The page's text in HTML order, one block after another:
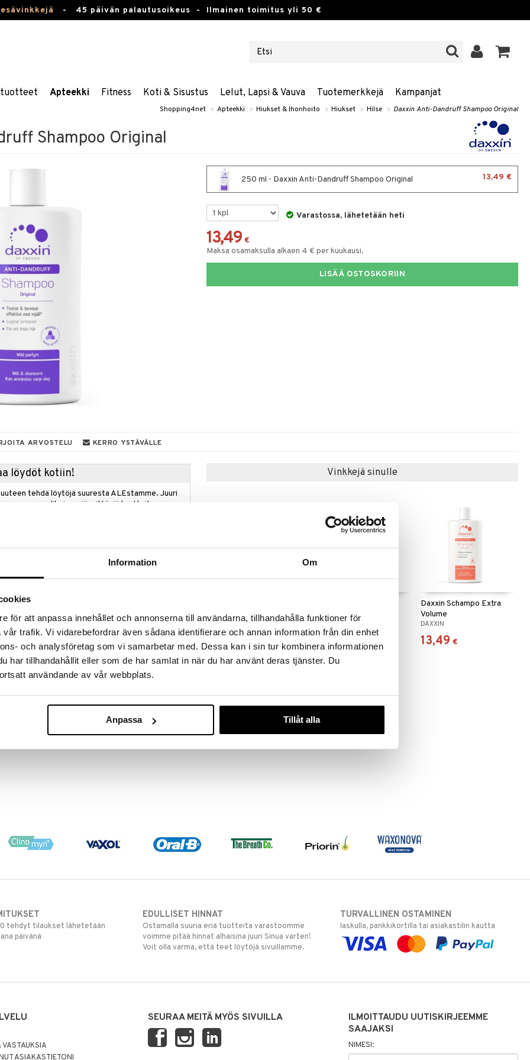
Information Om
för att anpassa innehållet och annonserna till användarna, tillhandahålla funktioner för
trafik. Vi vidarebefordrar även sådana identifierare och annan information från din enhet
och analysföretag som vi samarbetar med. Dessa kan i sin tur kombinera informationen
har tillhandahållit eller som de har samlat in när du har använt deras tjänster. Du
användande av vår webbplats.
Anpassa Tillåt alla
- 45 päivän palautusoikeus - Ilmainen toimitus yli 50 €
Apteekki Fitness Koti & Sisustus Lelut, Lapsi & Vauva Tuotemerkkejä Kampanjat
Shopping4net » Apteekki » Hiukset & Ihonhoito » Hiukset » Hilse » Daxxin Anti-Dandruff Shampoo Original
Shampoo Original
250 ml - Daxxin Anti-Dandruff Shampoo Original 13,49 €
Varastossa, lähetetään heti
13,49 €
Maksa osamaksulla alkaen 4 € per kuukausi.
LISÄÄ OSTOSKORIIN
ARVOSTELU KERRO YSTÄVÄLLE
löydöt kotiin!
tehdä löytöjä suuresta ALEstamme. Juuri
suuren valikoiman jännittäviä tuotteita
ale-löydöt »
Furfuriin, joka voi aiheuttaa hilsettä.
kosteuttavan ja pehmentävän. Miedot
erittäin hellävaraisesti, jättäen hiukset terveiksi ja
ilman kuivumisriskiä.
silikoneja, väriaineita, allergeeneja tai
Lauryl Glucoside, Disodium Undecylenamido
Cocoate, Glycol Distearate, Guar Hydroxypropyl-
Vinkkejä sinulle
DAXXIN
13,49 €
Shampoo
DAXXIN
16,90
Daxxin Schampo Extra
Volume
DAXXIN
13,49 €
tehdyt tilaukset lähetetään
päivänä
EDULLISET HINNAT
Ostamalla suuria eriä tuotteita varastoomme
voimme pitää hinnat alhaisina juuri Sinua varten!
Voit olla varma, että teet löytöjä sivuillamme.
TURVALLINEN OSTAMINEN
laskulla, pankkikortilla tai asiakastilin kautta
ASIAKASTIETONI
SEURAA MEITÄ MYÖS SIVUILLA
ILMOITTAUDU UUTISKIRJEEMME
SAAJAKSI
NIMESI: